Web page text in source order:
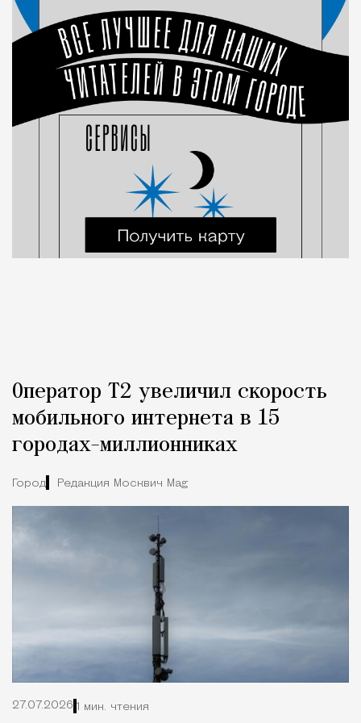
Оператор Т2 увеличил скорость
мобильного интернета в 15
городах-миллионниках
Город Редакция Москвич Mag
27.07.2026 1 мин. чтения